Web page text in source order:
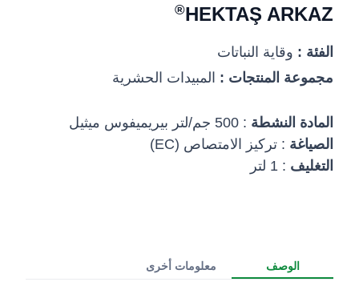
HEKTAŞ ARKAZ
®
الفئة : وقاية النباتات
مجموعة المنتجات : المبيدات الحشرية
المادة النشطة : 500 جم/لتر بيريميفوس ميثيل
الصياغة : تركيز الامتصاص (EC)
التغليف : 1 لتر
الوصف معلومات أخرى